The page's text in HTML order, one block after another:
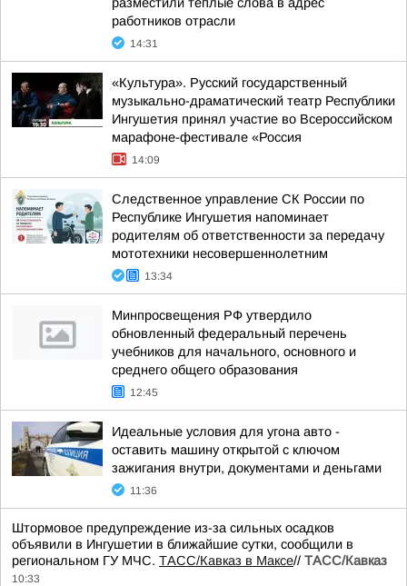
работников отрасли
14:31
«Культура». Русский государственный
музыкально-драматический театр Республики
Ингушетия принял участие во Всероссийском
марафоне-фестивале «Россия
14:09
Следственное управление СК России по
Республике Ингушетия напоминает
родителям об ответственности за передачу
мототехники несовершеннолетним
13:34
Минпросвещения РФ утвердило
обновленный федеральный перечень
учебников для начального, основного и
среднего общего образования
12:45
Идеальные условия для угона авто -
оставить машину открытой с ключом
зажигания внутри, документами и деньгами
11:36
Штормовое предупреждение из-за сильных осадков
объявили в Ингушетии в ближайшие сутки, сообщили в
региональном ГУ МЧС. ТАСС/Кавказ в Максе// ТАСС/Кавказ
10:33